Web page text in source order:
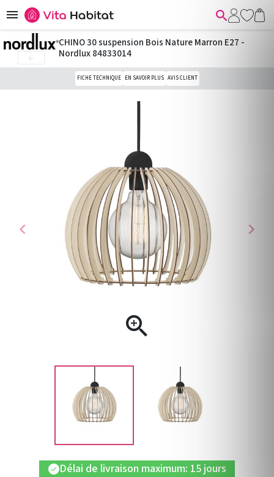
 
chevron_left

chevron_right
CHINO 30 suspension Bois Nature Marron E27 -
Nordlux 84833014
FICHE TECHNIQUE EN SAVOIR PLUS AVIS CLIENT
check Délai de livraison maximum: 15 jours